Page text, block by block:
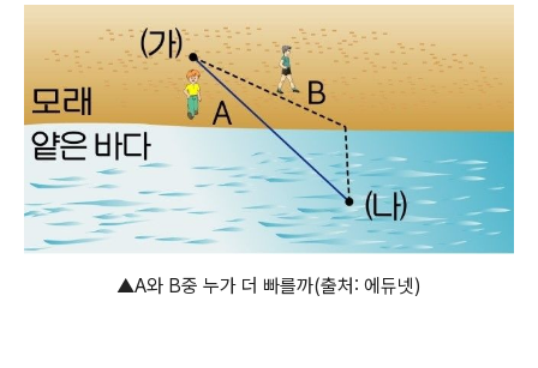
▲A와 B중 누가 더 빠를까(출처: 에듀넷)